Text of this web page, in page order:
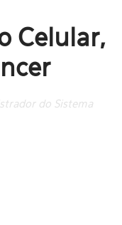
Celular,
do Sistema